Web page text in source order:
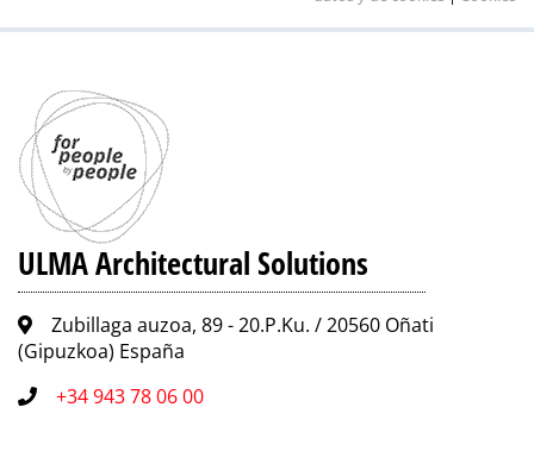
ULMA Architectural Solutions
Zubillaga auzoa, 89 - 20.P.Ku. / 20560 Oñati
(Gipuzkoa) España
+34 943 78 06 00